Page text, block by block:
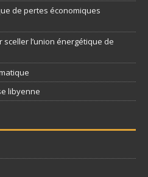
de pertes économiques
l’union énergétique de
libyenne